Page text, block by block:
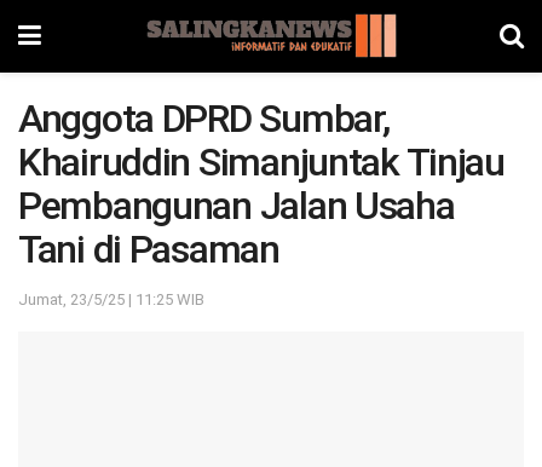
Anggota DPRD Sumbar,
Khairuddin Simanjuntak Tinjau
Pembangunan Jalan Usaha
Tani di Pasaman
Jumat, 23/5/25 | 11:25 WIB